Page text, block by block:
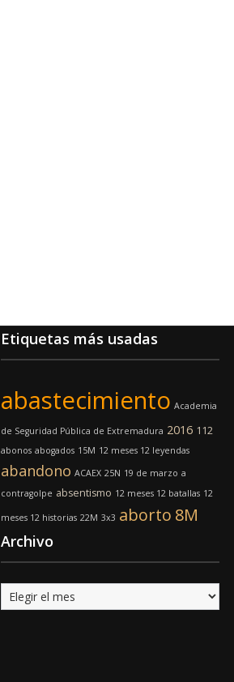
Etiquetas más usadas
abastecimiento Academia
de Seguridad Pública de Extremadura 2016 112
abonos abogados 15M 12 meses 12 leyendas
abandono ACAEX 25N 19 de marzo a
contragolpe absentismo 12 meses 12 batallas 12
meses 12 historias 22M 3x3 aborto 8M
Archivo
Archivo